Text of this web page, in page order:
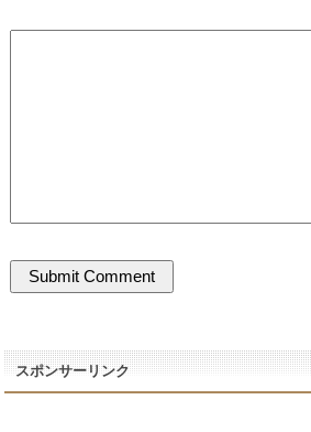
スポンサーリンク